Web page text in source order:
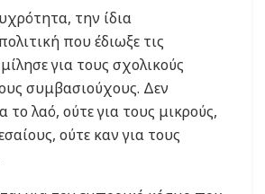
την ίδια
που έδιωξε τις
για τους σχολικούς
συμβασιούχους. Δεν
το λαό, ούτε για τους μικρούς,
ούτε καν για τους